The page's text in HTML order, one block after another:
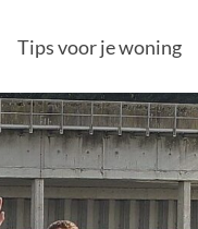
Tips voor je woning